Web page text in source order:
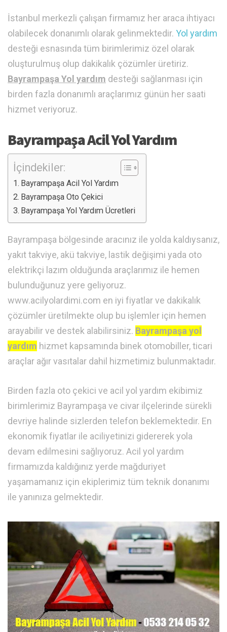
İstanbul merkezli çalışan firmamız her araca ihtiyacı
olabilecek donanımlı olarak gelinmektedir. Yol yardım
desteği esnasında tüm birimlerimiz özel olarak
oluşturulmuş olup dakikalık çözümler üretiriz.
Bayrampaşa Yol yardım desteği sağlanması için
birden fazla donanımlı araçlarımız günün her saati
hizmet veriyoruz.
Bayrampaşa Acil Yol Yardım
İçindekiler:
Bayrampaşa Acil Yol Yardım
Bayrampaşa Oto Çekici
Bayrampaşa Yol Yardım Ücretleri
Bayrampaşa bölgesinde aracınız ile yolda kaldıysanız,
yakıt takviye, akü takviye, lastik değişimi yada oto
elektrikçi lazım olduğunda araçlarımız ile hemen
bulunduğunuz yere geliyoruz.
www.acilyolardimi.com en iyi fiyatlar ve dakikalık
çözümler üretilmekte olup bu işlemler için hemen
arayabilir ve destek alabilirsiniz. Bayrampaşa yol
yardım hizmet kapsamında binek otomobiller, ticari
araçlar ağır vasıtalar dahil hizmetimiz bulunmaktadır.
Birden fazla oto çekici ve acil yol yardım ekibimiz
birimlerimiz Bayrampaşa ve civar ilçelerinde sürekli
devriye halinde sizlerden telefon beklemektedir. En
ekonomik fiyatlar ile aciliyetinizi gidererek yola
devam edilmesini sağlıyoruz. Acil yol yardım
firmamızda kaldığınız yerde mağduriyet
yaşamamanız için ekiplerimiz tüm teknik donanımı
ile yanınıza gelmektedir.